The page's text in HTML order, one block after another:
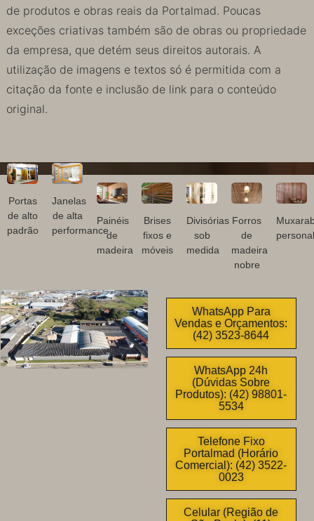
de produtos e obras reais da Portalmad. Poucas
exceções criativas também são de obras ou propriedade
da empresa, que detém seus direitos autorais. A
utilização de imagens e textos só é permitida com a
citação da fonte e inclusão de link para o conteúdo
original.
Portas
de alto
padrão
Janelas
de alta
performance
Painéis
de
madeira
Brises
fixos e
móveis
Divisórias
sob
medida
Forros
de
madeira
nobre
WhatsApp Para
Vendas e Orçamentos:
(42) 3523-8644
WhatsApp 24h
(Dúvidas Sobre
Produtos): (42) 98801-
5534
Telefone Fixo
Portalmad (Horário
Comercial): (42) 3522-
0023
Celular (Região de